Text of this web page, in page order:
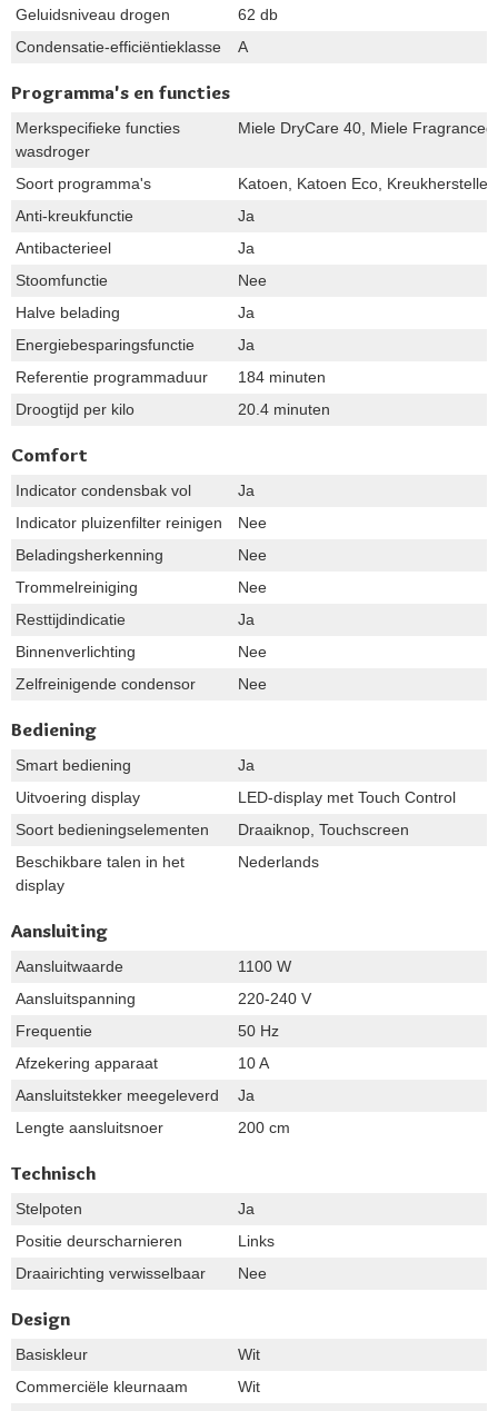
Geluidsniveau drogen
62 db
Condensatie-efficiëntieklasse
A
Programma's en functies
Merkspecifieke functies
wasdroger
Miele DryCare 40, Miele
Soort programma's
Katoen, Katoen Eco,
Anti-kreukfunctie
Ja
Antibacterieel
Ja
Stoomfunctie
Nee
Halve belading
Ja
Energiebesparingsfunctie
Ja
Referentie programmaduur
184 minuten
Droogtijd per kilo
20.4 minuten
Comfort
Indicator condensbak vol
Ja
Indicator pluizenfilter reinigen
Nee
Beladingsherkenning
Nee
Trommelreiniging
Nee
Resttijdindicatie
Ja
Binnenverlichting
Nee
Zelfreinigende condensor
Nee
Bediening
Smart bediening
Ja
Uitvoering display
LED-display met Touch Control
Soort bedieningselementen
Draaiknop, Touchscreen
Beschikbare talen in het
display
Nederlands
Aansluiting
Aansluitwaarde
1100 W
Aansluitspanning
220-240 V
Frequentie
50 Hz
Afzekering apparaat
10 A
Aansluitstekker meegeleverd
Ja
Lengte aansluitsnoer
200 cm
Technisch
Stelpoten
Ja
Positie deurscharnieren
Links
Draairichting verwisselbaar
Nee
Design
Basiskleur
Wit
Commerciële kleurnaam
Wit